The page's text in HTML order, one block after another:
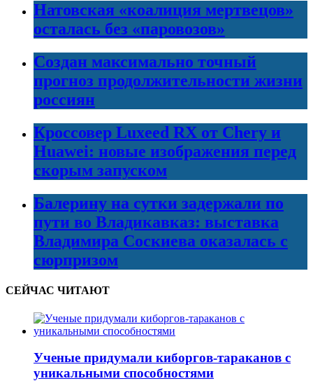
Натовская «коалиция мертвецов»
осталась без «паровозов»
Создан максимально точный
прогноз продолжительности жизни
россиян
Кроссовер Luxeed RX от Chery и
Huawei: новые изображения перед
скорым запуском
Балерину на сутки задержали по
пути во Владикавказ: выставка
Владимира Соскиева оказалась с
сюрпризом
СЕЙЧАС ЧИТАЮТ
Ученые придумали киборгов-тараканов с
уникальными способностями